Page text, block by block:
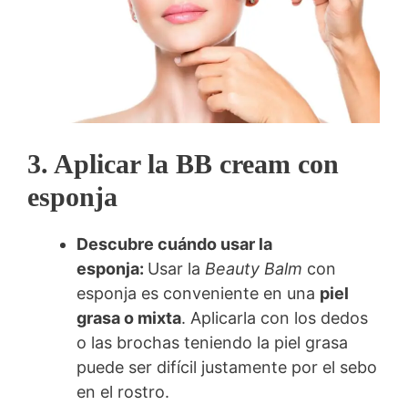
3. Aplicar la BB cream con
esponja
Descubre cuándo usar la
esponja: Usar la Beauty Balm con
esponja es conveniente en una piel
grasa o mixta. Aplicarla con los dedos
o las brochas teniendo la piel grasa
puede ser difícil justamente por el sebo
en el rostro.